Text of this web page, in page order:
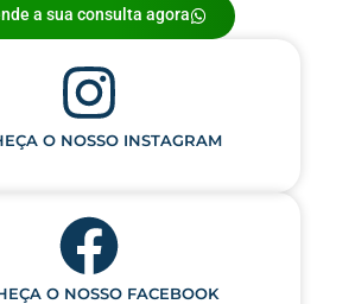
a sua consulta agora
O NOSSO INSTAGRAM
O NOSSO FACEBOOK